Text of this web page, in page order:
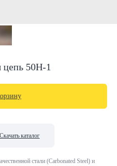
цепь 50Н-1
Скачать каталог
стали (Carbonated Steel) и